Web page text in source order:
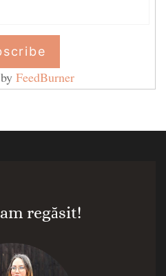
FeedBurner
regăsit!